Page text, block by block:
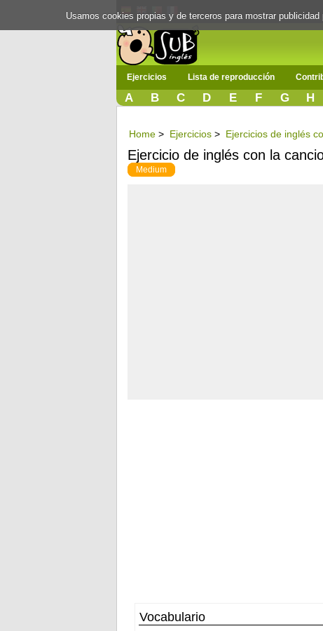
Ejercicios Lista de reproducción
A B C D E F G H
Home > Ejercicios > Ejercicios de inglés
Ejercicio de inglés con la
Medium
Vocabulario
Usamos cookies propias y de terceros para mostrar